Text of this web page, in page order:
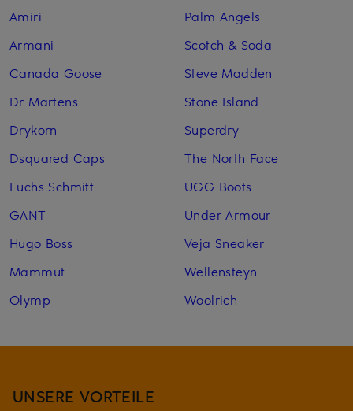
Amiri
Armani
Canada Goose
Dr Martens
Drykorn
Dsquared Caps
Fuchs Schmitt
GANT
Hugo Boss
Mammut
Olymp
Palm Angels
Scotch & Soda
Steve Madden
Stone Island
Superdry
The North Face
UGG Boots
Under Armour
Veja Sneaker
Wellensteyn
Woolrich
UNSERE VORTEILE